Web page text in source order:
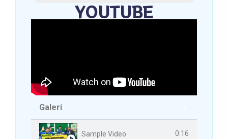
YOUTUBE
Galeri
Sample Video 0:16